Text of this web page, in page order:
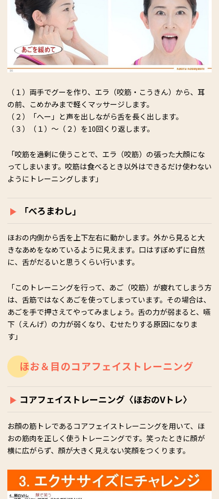
（１）両手でグーを作り、エラ（咬筋・こうきん）から、耳
の前、こめかみまで軽くマッサージします。
（２）「へー」と声を出しながら舌を長く出します。
（３）（１）～（２）を10回くり返します。
「咬筋を過剰に使うことで、エラ（咬筋）の張った大顔にな
ってしまいます。咬筋は食べるとき以外はできるだけ使わない
ようにトレーニングします」
「べろまわし」
ほおの内側から舌を上下左右に動かします。外から見ると大
きなあめをなめているように見えます。口はすぼめずに自然
に、舌がだるいと思うくらい行います。
「このトレーニングを行って、あご（咬筋）が疲れてしまう方
は、舌筋ではなくあごを使ってしまっています。その場合は、
あごを手で押さえてやってみましょう。舌の力が弱まると、嚥
下（えんげ）の力が弱くなり、むせたりする原因になりま
す」
ほお＆目のコアフェイストレーニング
コアフェイストレーニング〈ほおのVトレ〉
お顔の筋トレであるコアフェイストレーニングを用いて、ほ
おの筋肉を正しく使うトレーニングです。笑ったときに顔が
横に広がらず、顔が大きく見えない笑顔をつくります。